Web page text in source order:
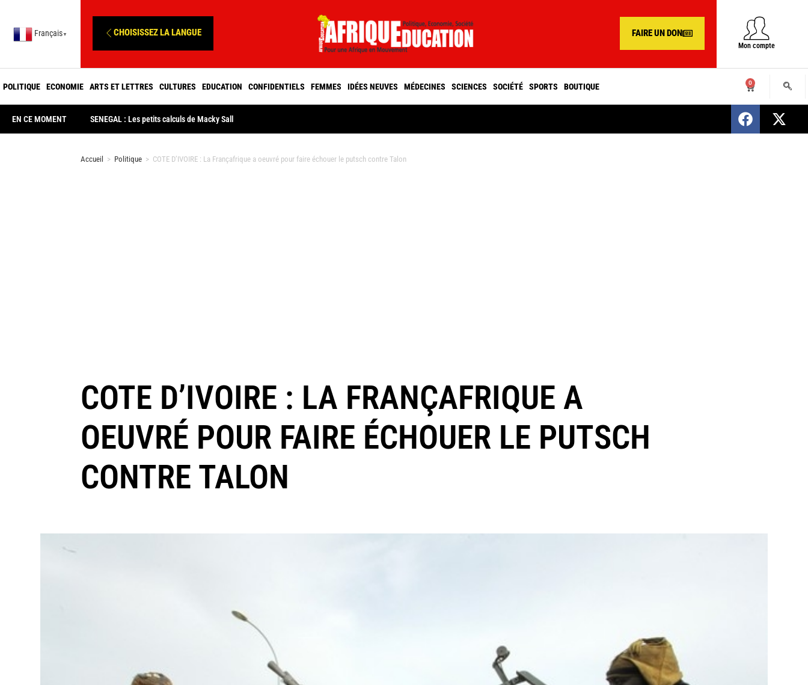
Français ▼ CHOISISSEZ LA LANGUE FAIRE UN DON
Mon compte
POLITIQUE ECONOMIE ARTS ET LETTRES CULTURES EDUCATION CONFIDENTIELS FEMMES IDÉES NEUVES MÉDECINES SCIENCES SOCIÉTÉ SPORTS BOUTIQUE 0
EN CE MOMENT SENEGAL : Les petits calculs de Macky Sall SENEGAL : Nomination d’un nouveau
Accueil > Politique > COTE D’IVOIRE : La Françafrique a oeuvré pour faire échouer le putsch contre Talon
COTE D’IVOIRE : LA FRANÇAFRIQUE A
OEUVRÉ POUR FAIRE ÉCHOUER LE PUTSCH
CONTRE TALON